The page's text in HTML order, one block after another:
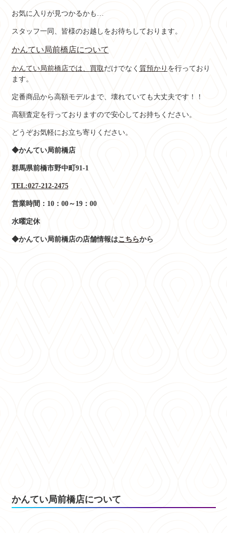
お気に入りが見つかるかも…
スタッフ一同、皆様のお越しをお待ちしております。
かんてい局前橋店について
かんてい局前橋店では、 買取 だけでなく 質預かり を行っており
ます。
定番商品から高額モデルまで、壊れていても大丈夫です！！
高額査定を行っておりますので安心してお持ちください。
どうぞお気軽にお立ち寄りください。
◆かんてい局前橋店
群馬県前橋市野中町91-1
TEL:027-212-2475
営業時間：10：00～19：00
水曜定休
◆かんてい局前橋店の店舗情報はこちらから
かんてい局前橋店について